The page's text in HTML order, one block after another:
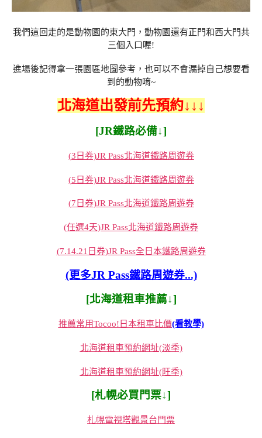
我們這回走的是動物園的東大門，動物園還有正門和西大門共
三個入口喔!
進場後記得拿一張園區地圖參考，也可以不會漏掉自己想要看
到的動物唷~
北海道出發前先預約↓↓↓
[JR鐵路必備↓]
(3日券)JR Pass北海道鐵路周遊券
(5日券)JR Pass北海道鐵路周遊券
(7日券)JR Pass北海道鐵路周遊券
(任選4天)JR Pass北海道鐵路周遊券
(7.14.21日券)JR Pass全日本鐵路周遊券
(更多JR Pass鐵路周遊券...)
[北海道租車推薦↓]
推薦常用Tocoo!日本租車比價(看教學)
北海道租車預約網址(淡季)
北海道租車預約網址(旺季)
[札幌必買門票↓]
札幌電視塔觀景台門票